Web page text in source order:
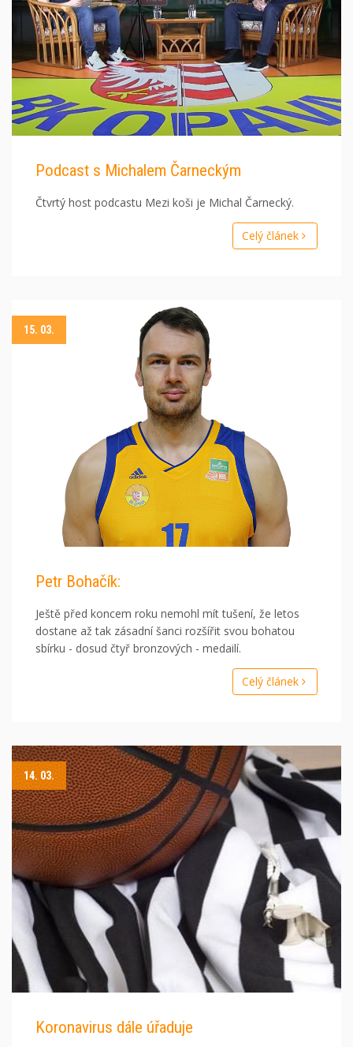
Podcast s Michalem Čarneckým
Čtvrtý host podcastu Mezi koši je Michal Čarnecký.
Celý článek
15. 03.
Petr Bohačík:
Ještě před koncem roku nemohl mít tušení, že letos
dostane až tak zásadní šanci rozšířit svou bohatou
sbírku - dosud čtyř bronzových - medailí.
Celý článek
14. 03.
Koronavirus dále úřaduje